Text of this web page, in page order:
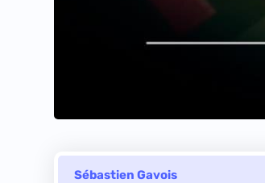
Sébastien Gavois